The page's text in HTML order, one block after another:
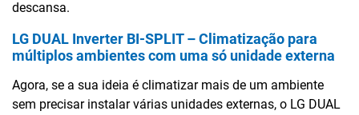
descansa.
LG DUAL Inverter BI-SPLIT – Climatização para
múltiplos ambientes com uma só unidade externa
Agora, se a sua ideia é climatizar mais de um ambiente
sem precisar instalar várias unidades externas, o LG DUAL